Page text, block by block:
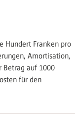
Hundert Franken pro
Amortisation,
Betrag auf 1000
für den